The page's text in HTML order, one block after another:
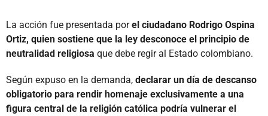
La acción fue presentada porel ciudadano Rodrigo Ospina
Ortiz, quien sostiene que la ley desconoce el principio de
neutralidad religiosa que debe regir al Estado colombiano.
Según expuso en la demanda, declarar un día de descanso
obligatorio para rendir homenaje exclusivamente a una
figura central de la religión católica podría vulnerar el